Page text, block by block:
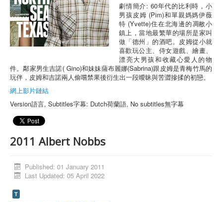
劇情簡介: 60年代的比利時，小
男孩皮姆 (Pim)和單親媽媽伊薇
特 (Yvette)住在北海邊的凋敝小
鎮上，當地最繁華的場所是家叫
做「德州」的酒吧。皮姆從小就
喜歡玩公主、侍女遊戲、繪畫、
漂亮大男孩和收藏心愛人的物
件。鄰家男生吉諾( Gino)和妹妹薩布麗娜(Sabrina)跟皮姆是青梅竹馬的
玩伴，皮姆和吉諾兩人偷嚐禁果後衍生出一段曖昧與苦澀摻揉的初戀。
網上影片鏈結
Version語言, Subtitles字幕: Dutch荷蘭語, No subtitles無字幕
2011 Albert Nobbs
Published: 01 January 2011
Last Updated: 05 April 2022
T